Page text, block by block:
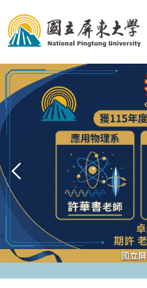
跳
到
主
要
內
容